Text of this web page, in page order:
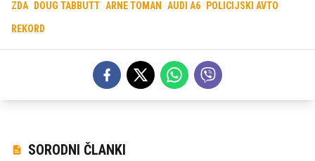
ZDA DOUG TABBUTT ARNE TOMAN AUDI A6 POLICIJSKI AVTO
REKORD
SORODNI ČLANKI